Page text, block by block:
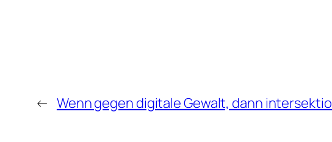
← Wenn gegen digitale Gewalt, dann